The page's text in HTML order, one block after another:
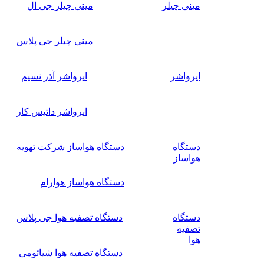
مینی چیلر مینی چیلر جی ال
مینی چیلر جی پلاس
ایرواشر ایرواشر آذر نسیم
ایرواشر داتیس کار
دستگاه
هواساز
دستگاه هواساز شرکت تهویه
دستگاه هواساز هوارام
دستگاه
تصفیه
هوا
دستگاه تصفیه هوا جی پلاس
دستگاه تصفیه هوا شیائومی